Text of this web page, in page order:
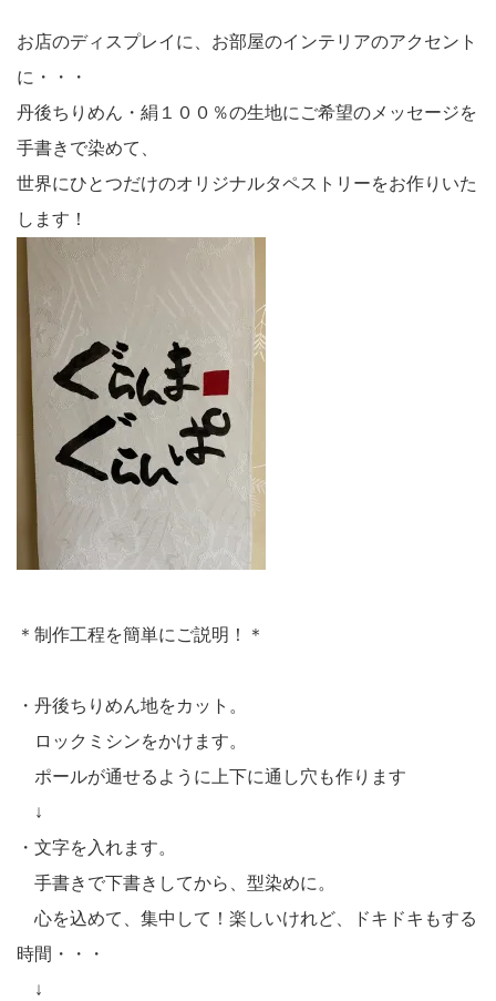
お店のディスプレイに、お部屋のインテリアのアクセント
に・・・
丹後ちりめん・絹１００％の生地にご希望のメッセージを
手書きで染めて、
世界にひとつだけのオリジナルタペストリーをお作りいた
します！
＊制作工程を簡単にご説明！＊
・丹後ちりめん地をカット。
ロックミシンをかけます。
ポールが通せるように上下に通し穴も作ります
↓
・文字を入れます。
手書きで下書きしてから、型染めに。
心を込めて、集中して！楽しいけれど、ドキドキもする
時間・・・
↓